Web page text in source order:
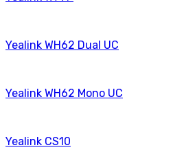
Yealink WH62 Dual UC
Yealink WH62 Mono UC
Yealink CS10